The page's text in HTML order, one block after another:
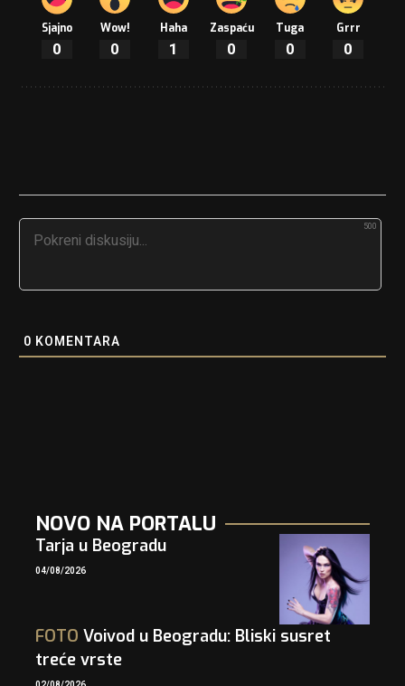
Sjajno
0
Wow!
0
Haha
1
Zaspaću
0
Tuga
0
Grrr
0
500
0 KOMENTARA
NOVO NA PORTALU
Tarja u Beogradu
04/08/2026
FOTO Voivod u Beogradu: Bliski susret
treće vrste